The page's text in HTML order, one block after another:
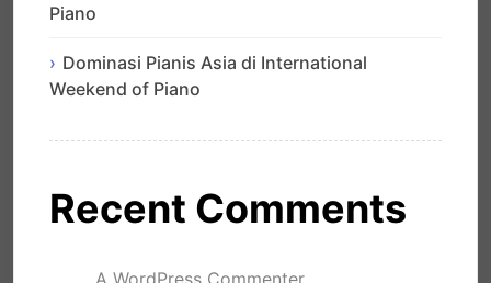
Piano
Dominasi Pianis Asia di International
Weekend of Piano
Recent Comments
A WordPress Commenter